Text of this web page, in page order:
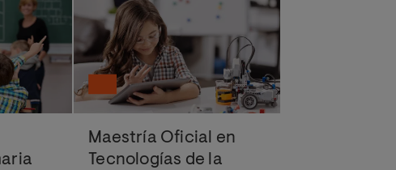
Maestría Oficial en
Tecnologías de la